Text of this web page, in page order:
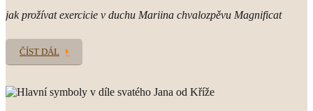
jak prožívat exercicie v duchu Mariina chvalozpěvu Magnificat
ČÍST DÁL